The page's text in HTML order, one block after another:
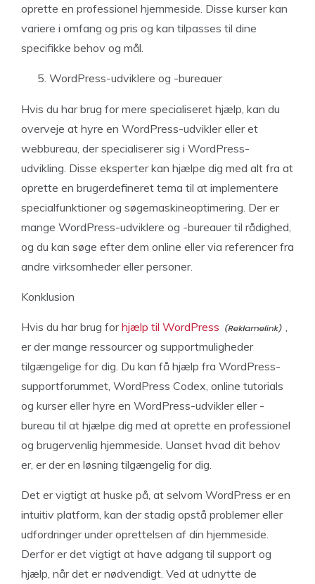
oprette en professionel hjemmeside. Disse kurser kan
variere i omfang og pris og kan tilpasses til dine
specifikke behov og mål.
WordPress-udviklere og -bureauer
Hvis du har brug for mere specialiseret hjælp, kan du
overveje at hyre en WordPress-udvikler eller et
webbureau, der specialiserer sig i WordPress-
udvikling. Disse eksperter kan hjælpe dig med alt fra at
oprette en brugerdefineret tema til at implementere
specialfunktioner og søgemaskineoptimering. Der er
mange WordPress-udviklere og -bureauer til rådighed,
og du kan søge efter dem online eller via referencer fra
andre virksomheder eller personer.
Konklusion
Hvis du har brug forhjælp til WordPress
,
er der mange ressourcer og supportmuligheder
tilgængelige for dig. Du kan få hjælp fra WordPress-
supportforummet, WordPress Codex, online tutorials
og kurser eller hyre en WordPress-udvikler eller -
bureau til at hjælpe dig med at oprette en professionel
og brugervenlig hjemmeside. Uanset hvad dit behov
er, er der en løsning tilgængelig for dig.
Det er vigtigt at huske på, at selvom WordPress er en
intuitiv platform, kan der stadig opstå problemer eller
udfordringer under oprettelsen af din hjemmeside.
Derfor er det vigtigt at have adgang til support og
hjælp, når det er nødvendigt. Ved at udnytte de